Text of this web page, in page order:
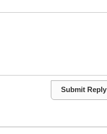
Submit Reply